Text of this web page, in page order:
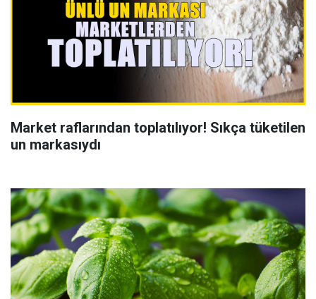
Market raflarından toplatılıyor! Sıkça tüketilen
un markasıydı